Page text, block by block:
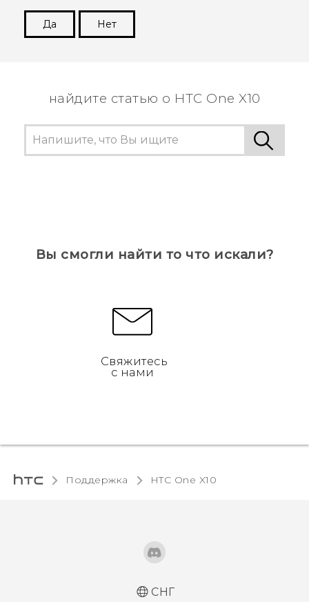
Да
Нет
найдите статью о HTC One X10
Вы смогли найти то что искали?
Свяжитесь
с нами
Поддержка HTC One X10‎
СНГ